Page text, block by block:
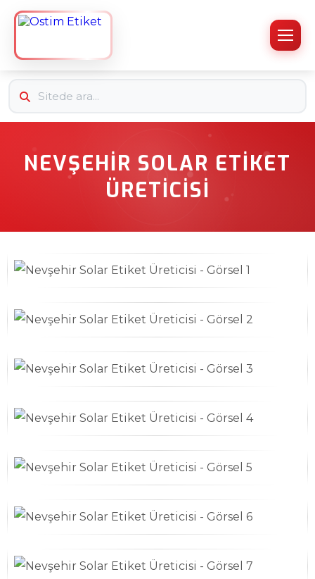
NEVŞEHIR SOLAR ETIKET
ÜRETICISI